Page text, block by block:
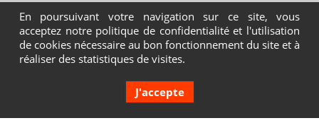
Contactez-nous au 04 72 65 05 80
En poursuivant votre navigation sur ce site, vous
acceptez notre politique de confidentialité et l'utilisation
de cookies nécessaire au bon fonctionnement du site et à
réaliser des statistiques de visites.
J'accepte